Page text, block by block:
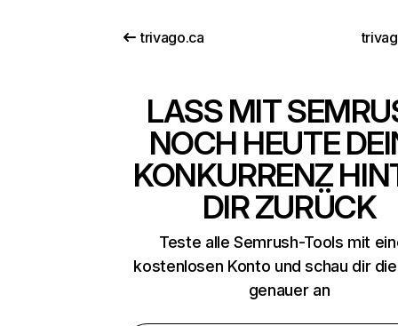
trivago.ca
LASS MIT
NOCH HEUTE
KONKURRENZ
DIR ZURÜCK
Teste alle Semrush-Tools mit
kostenlosen Konto und schau dir
genauer an